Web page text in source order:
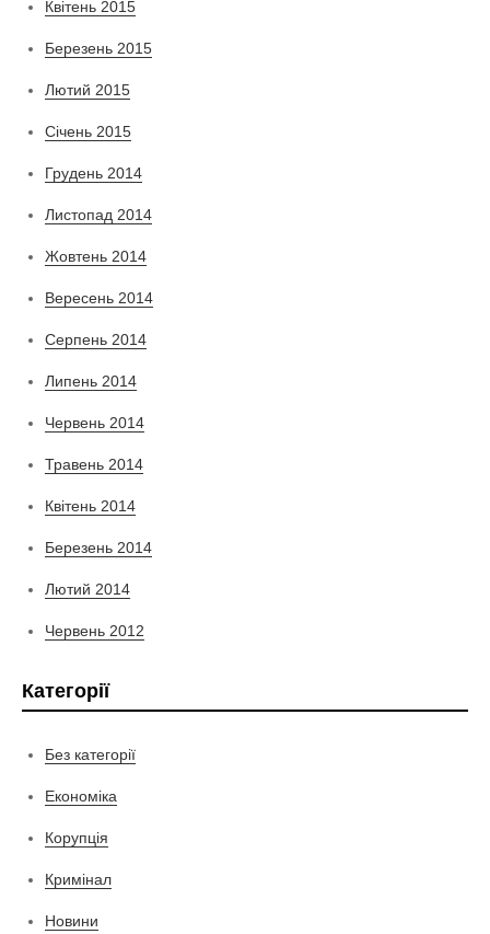
Квітень 2015
Березень 2015
Лютий 2015
Січень 2015
Грудень 2014
Листопад 2014
Жовтень 2014
Вересень 2014
Серпень 2014
Липень 2014
Червень 2014
Травень 2014
Квітень 2014
Березень 2014
Лютий 2014
Червень 2012
Категорії
Без категорії
Економіка
Корупція
Кримінал
Новини